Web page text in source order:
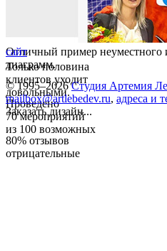
Отличный пример неуместного
диаграмм.
Только половина
клиентов уходит
довольными.
Проведено
70 мероприятий
из 100 возможных
80% отзывов
отрицательные
сайт
© 1995–2026 Студия Артемия
mailbox@artlebedev.ru, адреса и
Заказать дизайн...